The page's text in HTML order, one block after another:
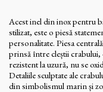
Acest inel din inox pentru
stilizat, este o piesă
personalitate. Piesa
prinsă între cleștii
rezistent la uzură, nu se
Detaliile sculptate ale
din simbolismul marin și